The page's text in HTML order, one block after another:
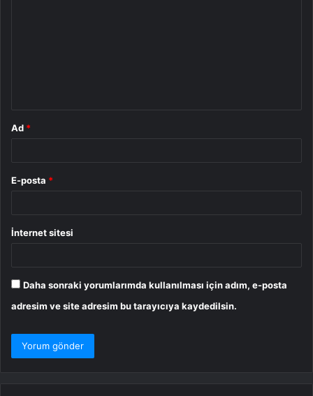
Ad *
E-posta *
İnternet sitesi
Daha sonraki yorumlarımda kullanılması için adım, e-posta
adresim ve site adresim bu tarayıcıya kaydedilsin.